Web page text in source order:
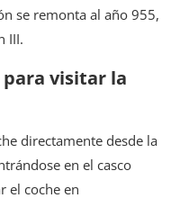
se remonta al año 955,
III.
para visitar la
directamente desde la
en el casco
el coche en